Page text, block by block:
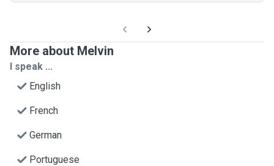
More about Melvin
I speak ...
English
French
German
Portuguese